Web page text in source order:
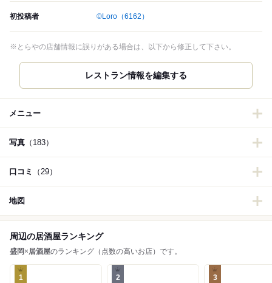
初投稿者 ©Loro （6162）
※とらやの店舗情報に誤りがある場合は、以下から修正して下さい。
レストラン情報を編集する
メニュー
写真 （183）
口コミ （29）
地図
周辺の居酒屋ランキング
盛岡 ×居酒屋のランキング（点数の高いお店）です。
1 2 3